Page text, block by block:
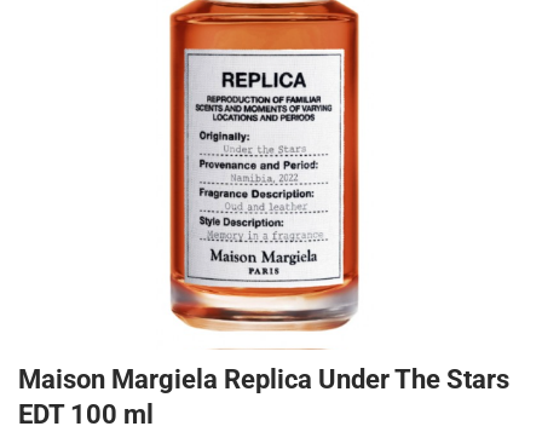
Maison Margiela Replica Under The Stars
EDT 100 ml